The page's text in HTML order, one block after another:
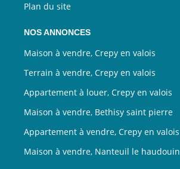
Plan du site
NOS ANNONCES
Maison à vendre, Crepy en valois
Terrain à vendre, Crepy en valois
Appartement à louer, Crepy en valois
Maison à vendre, Bethisy saint pierre
Appartement à vendre, Crepy en valois
Maison à vendre, Nanteuil le haudouin